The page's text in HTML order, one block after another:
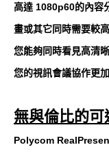
高達 1080p60的內容
畫或其它同時需要較
您能夠同時看見高清
您的視訊會議協作更
無與倫比的可
Polycom